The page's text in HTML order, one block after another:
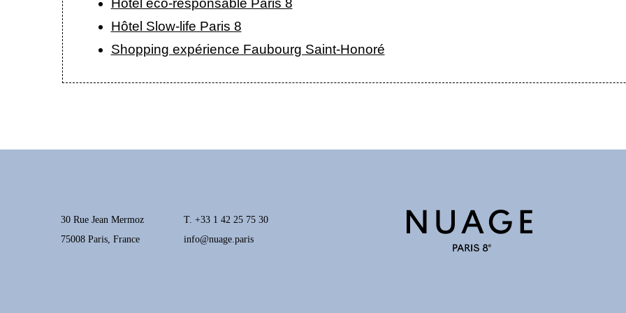
Hôtel éco-responsable Paris 8
Hôtel Slow-life Paris 8
Shopping expérience Faubourg Saint-Honoré
30 Rue Jean Mermoz
75008 Paris, France
T.+33 1 42 25 75 30
info@nuage.paris